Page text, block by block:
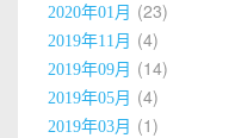
2020年01月 23
2019年11月 4
2019年09月 14
2019年05月 4
2019年03月 1